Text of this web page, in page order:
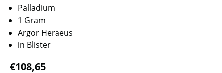
Palladium
1 Gram
Argor Heraeus
in Blister
€108,65